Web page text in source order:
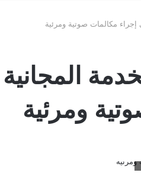
مكالمات صوتية ومرئية
المجانية
ومرئية